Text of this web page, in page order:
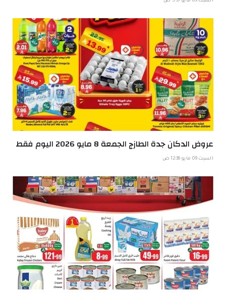
عروض الدكان جدة الطازج الجمعة 8 مايو 2026 اليوم فقط
السبت 09 مايو 12:36 ص